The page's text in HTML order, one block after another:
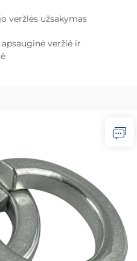
veržlės užsakymas
veržlė ir